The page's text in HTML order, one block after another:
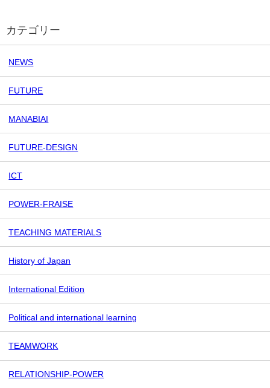
カテゴリー
NEWS
FUTURE
MANABIAI
FUTURE-DESIGN
ICT
POWER-FRAISE
TEACHING MATERIALS
History of Japan
International Edition
Political and international learning
TEAMWORK
RELATIONSHIP-POWER